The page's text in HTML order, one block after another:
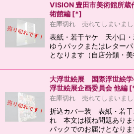
VISION 豊田市美術館所
術館編 [*]
在庫切れ 売れてしまいまし
表紙・若干ヤケ 天小口
ゆうパックまたはレター
となります（自店分類・美
大浮世絵展 国際浮世絵
浮世絵展企画委員会 他編 [
在庫切れ 売れてしまいまし
折込カバー装 表紙・若
れ 本文は概ね問題あり
パックでのお届けとなりま